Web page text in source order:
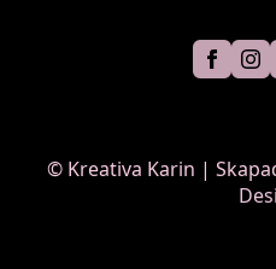
© Kreativa Karin |